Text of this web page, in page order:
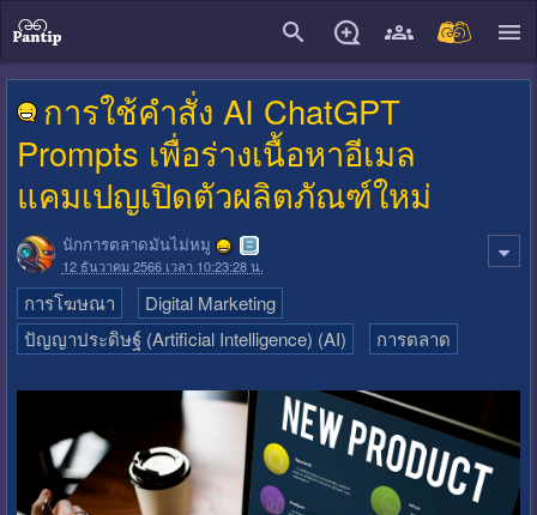
การใช้คำสั่ง AI ChatGPT
Prompts เพื่อร่างเนื้อหาอีเมล
แคมเปญเปิดตัวผลิตภัณฑ์ใหม่
นักการตลาดมันไม่หมู
12 ธันวาคม 2566 เวลา 10:23:28 น.
การโฆษณา
Digital Marketing
ปัญญาประดิษฐ์ (Artificial Intelligence) (AI)
การตลาด
close